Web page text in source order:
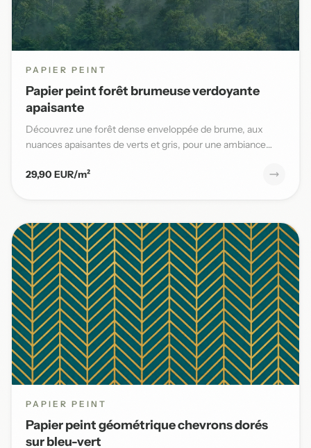
PAPIER PEINT
Papier peint forêt brumeuse verdoyante
apaisante
Découvrez une forêt dense enveloppée de brume, aux
nuances apaisantes de verts et gris, pour une ambiance
29,90 EUR/m²
PAPIER PEINT
Papier peint géométrique chevrons dorés
sur bleu-vert